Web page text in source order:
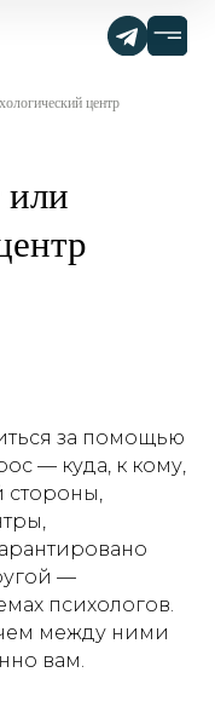
центр
за помощью
— куда, к кому,
стороны,
—
психологов.
между ними
вам.